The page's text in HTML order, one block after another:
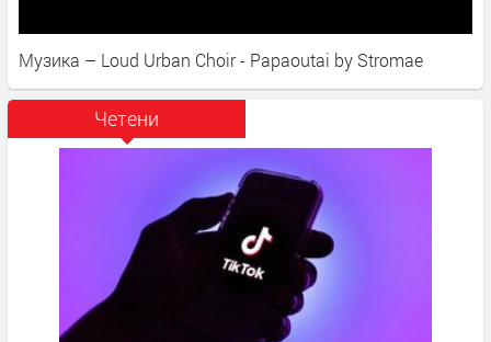
Музика – Loud Urban Choir - Papaoutai by Stromae
Четени